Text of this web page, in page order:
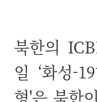
북한의
일 ‘화성-
형'은 북한